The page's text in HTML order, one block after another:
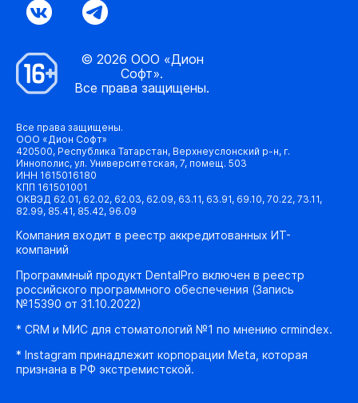
© 2026 ООО «Дион
Софт».
Все права защищены.
Все права защищены.
ООО «Дион Софт»
420500, Республика Татарстан, Верхнеуслонский р-н, г.
Иннополис, ул. Университетская, 7, помещ. 503
ИНН 1615016180
КПП 161501001
ОКВЭД 62.01, 62.02, 62.03, 62.09, 63.11, 63.91, 69.10, 70.22, 73.11,
82.99, 85.41, 85.42, 96.09
Компания входит в реестр аккредитованных ИТ-
компаний
Программный продукт DentalPro включен в реестр
российского программного обеспечения (Запись
№15390 от 31.10.2022)
* CRM и МИС для стоматологий №1 по мнению crmindex.
* Instagram принадлежит корпорации Meta, которая
признана в РФ экстремистской.